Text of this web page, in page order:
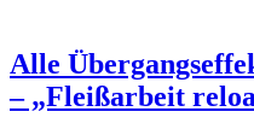
Alle
– „Fleißarbeit